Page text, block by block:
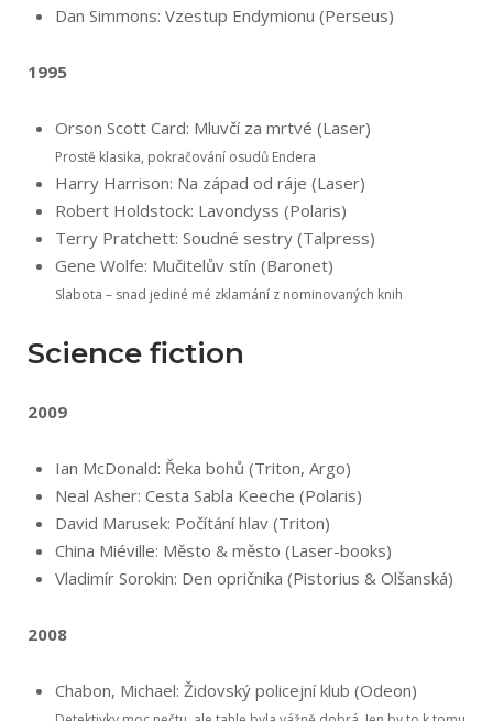
Dan Simmons: Vzestup Endymionu (Perseus)
1995
Orson Scott Card: Mluvčí za mrtvé (Laser)
Prostě klasika, pokračování osudů Endera
Harry Harrison: Na západ od ráje (Laser)
Robert Holdstock: Lavondyss (Polaris)
Terry Pratchett: Soudné sestry (Talpress)
Gene Wolfe: Mučitelův stín (Baronet)
Slabota – snad jediné mé zklamání z nominovaných knih
Science fiction
2009
Ian McDonald: Řeka bohů (Triton, Argo)
Neal Asher: Cesta Sabla Keeche (Polaris)
David Marusek: Počítání hlav (Triton)
China Miéville: Město & město (Laser-books)
Vladimír Sorokin: Den opričnika (Pistorius & Olšanská)
2008
Chabon, Michael: Židovský policejní klub (Odeon)